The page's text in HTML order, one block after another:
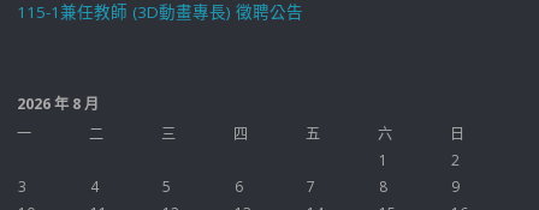
115-1兼任教師 (3D動畫專長) 徵聘公告
2026 年 8 月
一
二 三 四 五 六
日
1
2
3
4 5 6 7 8
9